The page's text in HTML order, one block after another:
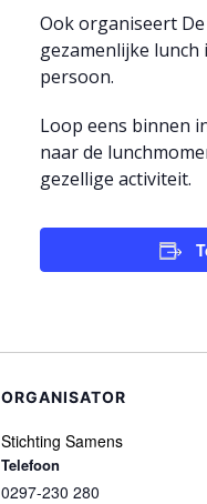
Ook organiseert
gezamenlijke lunch
persoon.
Loop eens binnen
naar de
gezellige activiteit.
ORGANISATOR
Stichting Samens
Telefoon
0297-230 280